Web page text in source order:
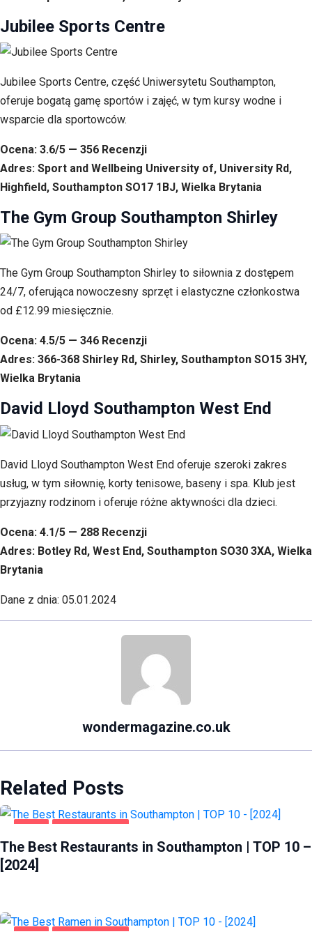
Jubilee Sports Centre
Jubilee Sports Centre, część Uniwersytetu Southampton,
oferuje bogatą gamę sportów i zajęć, w tym kursy wodne i
wsparcie dla sportowców.
Ocena: 3.6/5 — 356 Recenzji
Adres: Sport and Wellbeing University of, University Rd,
Highfield, Southampton SO17 1BJ, Wielka Brytania
The Gym Group Southampton Shirley
The Gym Group Southampton Shirley to siłownia z dostępem
24/7, oferująca nowoczesny sprzęt i elastyczne członkostwa
od £12.99 miesięcznie.
Ocena: 4.5/5 — 346 Recenzji
Adres: 366-368 Shirley Rd, Shirley, Southampton SO15 3HY,
Wielka Brytania
David Lloyd Southampton West End
David Lloyd Southampton West End oferuje szeroki zakres
usług, w tym siłownię, korty tenisowe, baseny i spa. Klub jest
przyjazny rodzinom i oferuje różne aktywności dla dzieci.
Ocena: 4.1/5 — 288 Recenzji
Adres: Botley Rd, West End, Southampton SO30 3XA, Wielka
Brytania
Dane z dnia: 05.01.2024
wondermagazine.co.uk
Related Posts
FOOD SOUTHAMPTON
The Best Restaurants in Southampton | TOP 10 –
[2024]
FOOD SOUTHAMPTON